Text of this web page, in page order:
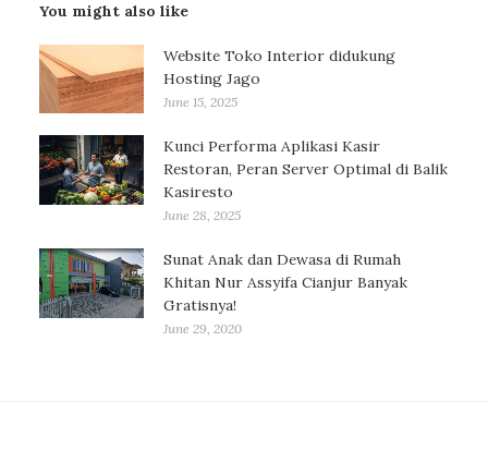
You might also like
Website Toko Interior didukung
Hosting Jago
June 15, 2025
Kunci Performa Aplikasi Kasir
Restoran, Peran Server Optimal di Balik
Kasiresto
June 28, 2025
Sunat Anak dan Dewasa di Rumah
Khitan Nur Assyifa Cianjur Banyak
Gratisnya!
June 29, 2020